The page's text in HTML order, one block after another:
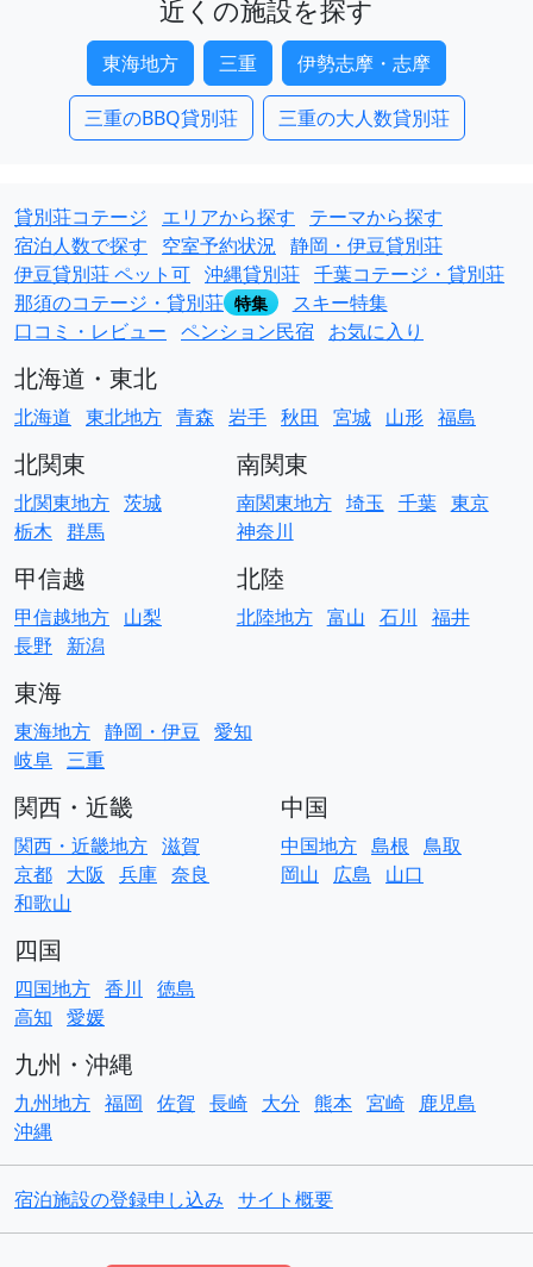
近くの施設を探す
東海地方 三重 伊勢志摩・志摩
三重のBBQ貸別荘 三重の大人数貸別荘
貸別荘コテージ エリアから探す
テーマから探す
宿泊人数で探す
空室予約状況 静岡・伊豆貸別荘
伊豆貸別荘 ペット可 沖縄貸別荘 千葉コテージ・貸別荘
那須のコテージ・貸別荘 特集
スキー特集
口コミ・レビュー ペンション民宿 お気に入り
北海道・東北
北海道 東北地方 青森 岩手 秋田 宮城 山形 福島
北関東
北関東地方 茨城
栃木 群馬
南関東
南関東地方 埼玉 千葉 東京
神奈川
甲信越
甲信越地方 山梨
長野
新潟
北陸
北陸地方 富山 石川 福井
東海
東海地方 静岡・伊豆 愛知
岐阜 三重
関西・近畿
関西・近畿地方 滋賀
京都 大阪 兵庫 奈良
和歌山
中国
中国地方 島根 鳥取
岡山
広島 山口
四国
四国地方 香川
徳島
高知 愛媛
九州・沖縄
九州地方 福岡 佐賀 長崎 大分 熊本 宮崎
鹿児島
沖縄
宿泊施設の登録申し込み サイト概要